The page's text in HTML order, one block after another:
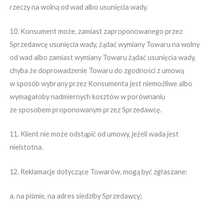
rzeczy na wolną od wad albo usunięcia wady.
10. Konsument może, zamiast zaproponowanego przez
Sprzedawcę usunięcia wady, żądać wymiany Towaru na wolny
od wad albo zamiast wymiany Towaru żądać usunięcia wady,
chyba że doprowadzenie Towaru do zgodności z umową
w sposób wybrany przez Konsumenta jest niemożliwe albo
wymagałoby nadmiernych kosztów w porównaniu
ze sposobem proponowanym przez Sprzedawcę.
11. Klient nie może odstąpić od umowy, jeżeli wada jest
nieistotna.
12. Reklamacje dotyczące Towarów, mogą być zgłaszane:
a. na piśmie, na adres siedziby Sprzedawcy;